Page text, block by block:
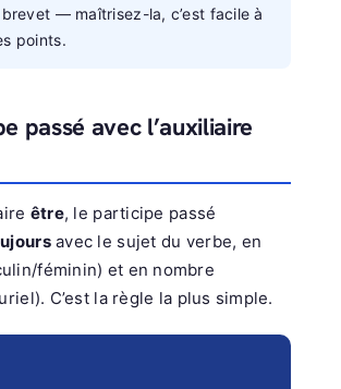
— maîtrisez-la, c’est facile à
points.
passé avec l’auxiliaire
être, le participe passé
avec le sujet du verbe, en
féminin) et en nombre
C’est la règle la plus simple.